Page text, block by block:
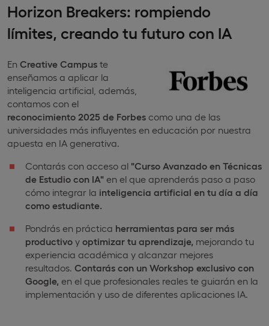
Horizon Breakers: rompiendo
límites, creando tu futuro con IA
En Creative Campus te
enseñamos a aplicar la
inteligencia artificial, además,
contamos con el
reconocimiento 2025 de Forbes como una de las
universidades más influyentes en educación por nuestra
apuesta en IA generativa.
Contarás con acceso al "Curso Avanzado en Técnicas
de Estudio con IA" en el que aprenderás paso a paso
cómo integrar la inteligencia artificial en tu día a día
como estudiante.
Pondrás en práctica herramientas para ser más
productivo y optimizar tu aprendizaje, mejorando tu
experiencia académica y alcanzar mejores
resultados. Contarás con un Workshop exclusivo con
Google, en el que profesionales reales te guiarán en la
implementación y uso de diferentes aplicaciones IA.